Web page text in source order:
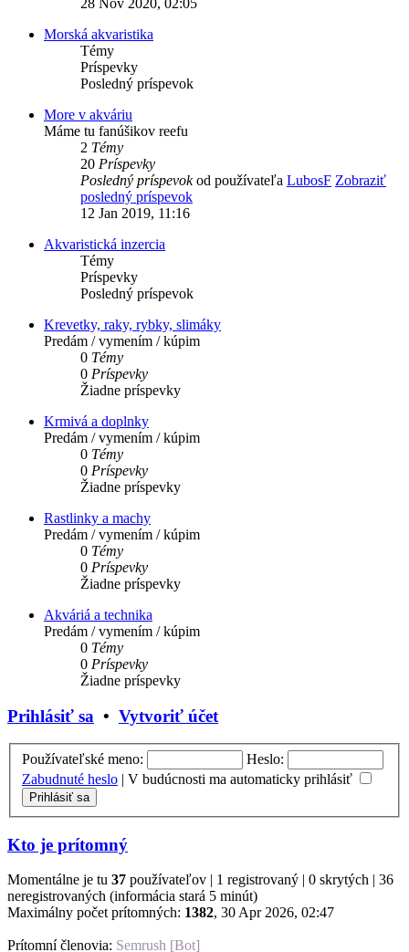
Morská akvaristika
Témy
Príspevky
Posledný príspevok
More v akváriu
Máme tu fanúšikov reefu
2 Témy
20 Príspevky
Posledný príspevokod používateľa LubosF Zobraziť
posledný príspevok
12 Jan 2019, 11:16
Akvaristická inzercia
Témy
Príspevky
Posledný príspevok
Krevetky, raky, rybky, slimáky
Predám / vymením / kúpim
0 Témy
0 Príspevky
Žiadne príspevky
Krmivá a doplnky
Predám / vymením / kúpim
0 Témy
0 Príspevky
Žiadne príspevky
Rastlinky a machy
Predám / vymením / kúpim
0 Témy
0 Príspevky
Žiadne príspevky
Akváriá a technika
Predám / vymením / kúpim
0 Témy
0 Príspevky
Žiadne príspevky
Prihlásiť sa • Vytvoriť účet
Používateľské meno:
Heslo:
Zabudnuté heslo | V budúcnosti ma automaticky prihlásiť
Kto je prítomný
Momentálne je tu 37 používateľov | 1 registrovaný | 0 skrytých | 36
neregistrovaných (informácia stará 5 minút)
Maximálny počet prítomných: 1382, 30 Apr 2026, 02:47
Prítomní členovia: Semrush [Bot]